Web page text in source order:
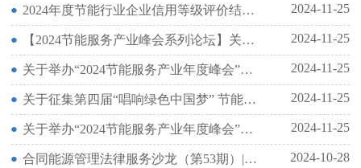
2024年度节能行业企业信用等级评价结果公示 2024-11-25
【2024节能服务产业峰会系列论坛】关于举办“节能服务产业投融资论坛”的通知 2024-11-25
关于举办“2024节能服务产业年度峰会”的通知 2024-11-25
关于征集第四届“唱响绿色中国梦” 节能服务产业K歌大赛作品的通知 2024-11-25
关于举办“2024节能服务产业年度峰会”的通知 2024-11-25
合同能源管理法律服务沙龙（第53期）| 高大空间建筑（体育场馆）节能降碳项目实施研讨会在京成功举办。 2024-10-28